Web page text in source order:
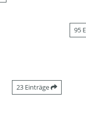
95
23 Einträge